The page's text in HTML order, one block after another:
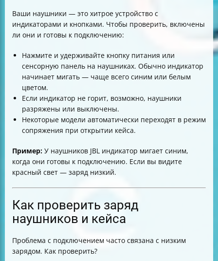
Ваши наушники — это хитрое устройство с
индикаторами и кнопками. Чтобы проверить, включены
ли они и готовы к подключению:
Нажмите и удерживайте кнопку питания или
сенсорную панель на наушниках. Обычно индикатор
начинает мигать — чаще всего синим или белым
цветом.
Если индикатор не горит, возможно, наушники
разряжены или выключены.
Некоторые модели автоматически переходят в режим
сопряжения при открытии кейса.
Пример: У наушников JBL индикатор мигает синим,
когда они готовы к подключению. Если вы видите
красный свет — заряд низкий.
Как проверить заряд
наушников и кейса
Проблема с подключением часто связана с низким
зарядом. Как проверить?